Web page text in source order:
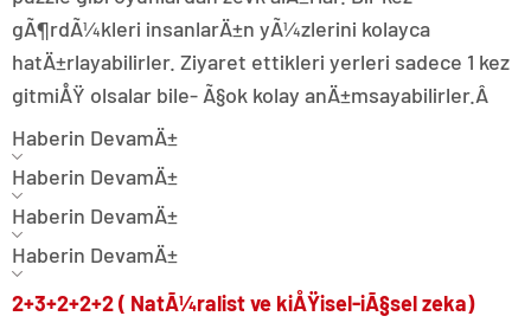
gÃ¶rdÃ¼kleri insanlarÄ±n yÃ¼zlerini kolayca
hatÄ±rlayabilirler. Ziyaret ettikleri yerleri sadece 1 kez
gitmiÅŸ olsalar bile- Ã§ok kolay anÄ±msayabilirler.Â
Haberin DevamÄ±
Haberin DevamÄ±
Haberin DevamÄ±
Haberin DevamÄ±
2+3+2+2+2 ( NatÃ¼ralist ve kiÅŸisel-iÃ§sel zeka)